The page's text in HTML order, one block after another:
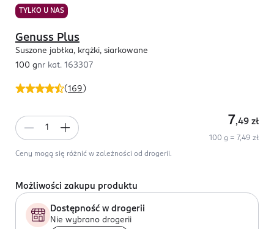
TYLKO U NAS
(169 )
Genuss Plus
Suszone jabłka, krążki, siarkowane
100 gnr kat. 163307
7,49 zł
100 g = 7,49 zł
Ceny mogą się różnić w zależności od drogerii.
Możliwości zakupu produktu
Dostępność w drogerii
Nie wybrano drogerii